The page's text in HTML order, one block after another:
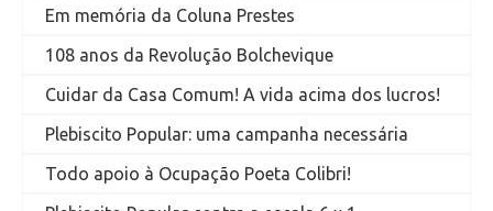
Em memória da Coluna Prestes
108 anos da Revolução Bolchevique
Cuidar da Casa Comum! A vida acima dos lucros!
Plebiscito Popular: uma campanha necessária
Todo apoio à Ocupação Poeta Colibri!